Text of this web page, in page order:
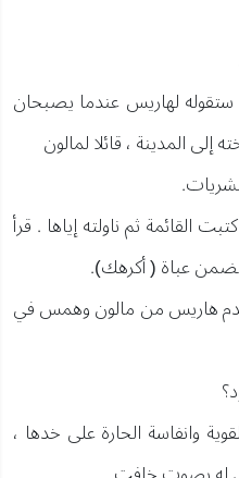
لهاريس عندما يصبحان
إلى المدينة ، قائلا لمالون
ثم ناولته إياها . قرأ
عباة ( أكرهك).
هاريس من مالون وهمس في
وانفاسة الحارة على خدها ،